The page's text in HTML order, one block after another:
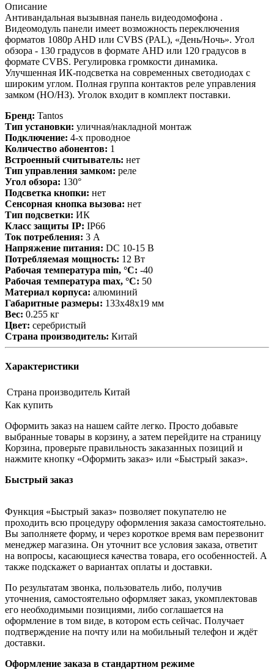
Описание
Антивандальная вызывная панель видеодомофона .
Видеомодуль панели имеет возможность переключения
форматов 1080p AHD или CVBS (PAL), «День/Ночь». Угол
обзора - 130 градусов в формате AHD или 120 градусов в
формате CVBS. Регулировка громкости динамика.
Улучшенная ИК-подсветка на современных светодиодах с
широким углом. Полная группа контактов реле управления
замком (НО/НЗ). Уголок входит в комплект поставки.
Бренд: Tantos
Тип установки: уличная/накладной монтаж
Подключение: 4-х проводное
Количество абонентов: 1
Встроенный считыватель: нет
Тип управления замком: реле
Угол обзора: 130°
Подсветка кнопки: нет
Сенсорная кнопка вызова: нет
Тип подсветки: ИК
Класс защиты IP: IP66
Ток потребления: 3 А
Напряжение питания: DC 10-15 В
Потребляемая мощность: 12 Вт
Рабочая температура min, °С: -40
Рабочая температура max, °С: 50
Материал корпуса: алюминий
Габаритные размеры: 133х48х19 мм
Вес: 0.255 кг
Цвет: серебристый
Страна производитель: Китай
Характеристики
Страна производитель Китай
Как купить
Оформить заказ на нашем сайте легко. Просто добавьте
выбранные товары в корзину, а затем перейдите на страницу
Корзина, проверьте правильность заказанных позиций и
нажмите кнопку «Оформить заказ» или «Быстрый заказ».
Быстрый заказ
Функция «Быстрый заказ» позволяет покупателю не
проходить всю процедуру оформления заказа самостоятельно.
Вы заполняете форму, и через короткое время вам перезвонит
менеджер магазина. Он уточнит все условия заказа, ответит
на вопросы, касающиеся качества товара, его особенностей. А
также подскажет о вариантах оплаты и доставки.
По результатам звонка, пользователь либо, получив
уточнения, самостоятельно оформляет заказ, укомплектовав
его необходимыми позициями, либо соглашается на
оформление в том виде, в котором есть сейчас. Получает
подтверждение на почту или на мобильный телефон и ждёт
доставки.
Оформление заказа в стандартном режиме